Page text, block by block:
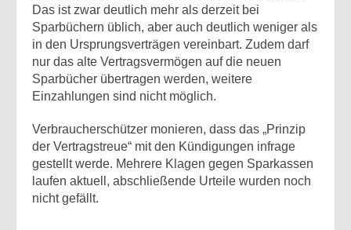
Das ist zwar deutlich mehr als derzeit bei
Sparbüchern üblich, aber auch deutlich weniger als
in den Ursprungsverträgen vereinbart. Zudem darf
nur das alte Vertragsvermögen auf die neuen
Sparbücher übertragen werden, weitere
Einzahlungen sind nicht möglich.
Verbraucherschützer monieren, dass das „Prinzip
der Vertragstreue“ mit den Kündigungen infrage
gestellt werde. Mehrere Klagen gegen Sparkassen
laufen aktuell, abschließende Urteile wurden noch
nicht gefällt.